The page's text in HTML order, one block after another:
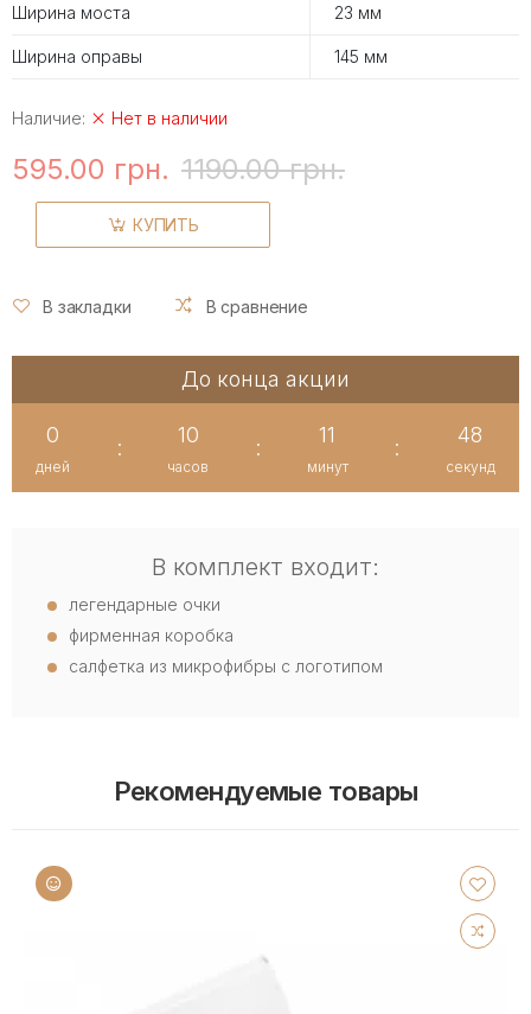
Ширина моста 23 мм
Ширина оправы 145 мм
Наличие: Нет в наличии
595.00 грн. 1190.00 грн.
КУПИТЬ
В закладки В сравнение
До конца акции
0
дней
:
10
часов
:
11
минут
:
48
секунд
В комплект входит:
легендарные очки
фирменная коробка
салфетка из микрофибры с логотипом
Рекомендуемые товары